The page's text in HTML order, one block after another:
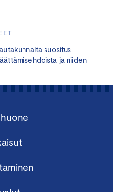
suositus
ja niiden